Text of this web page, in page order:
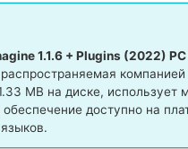
1.1.6 + Plugins (2022)
MB на диске,
доступно на